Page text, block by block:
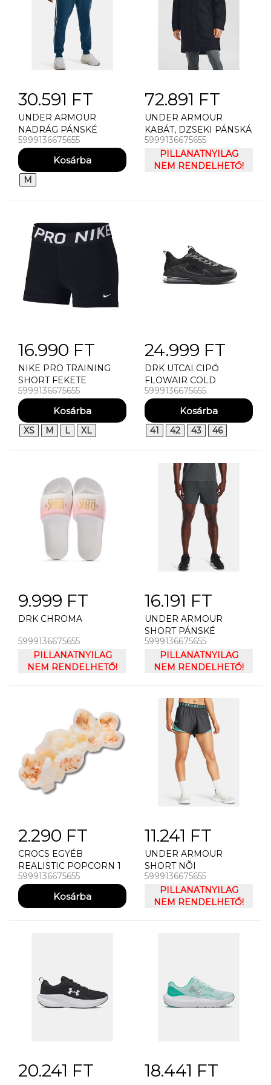
30.591 FT
UNDER ARMOUR
NADRÁG PÁNSKÉ
TEPLÁKY UNDER
ARMOUR UA
ESSENTIAL HERITGE
FLC JGR
5999136675655
M
72.891 FT
UNDER ARMOUR
KABÁT, DZSEKI PÁNSKÁ
BUNDA UNDER
ARMOUR ARMOUR
INSULATED BENCH
5999136675655
PILLANATNYILAG
NEM RENDELHETŐ!
16.990 FT
NIKE PRO TRAINING
SHORT FEKETE
5999136675655
XS M L XL
24.999 FT
DRK UTCAI CIPŐ
FLOWAIR COLD
5999136675655
41 42 43 46
9.999 FT
DRK CHROMA
5999136675655
PILLANATNYILAG
NEM RENDELHETŐ!
16.191 FT
UNDER ARMOUR
SHORT PÁNSKÉ
KRAASY UNDER
ARMOUR UA LAUNCH
SW 5'' SHORT
5999136675655
PILLANATNYILAG
NEM RENDELHETŐ!
2.290 FT
CROCS EGYÉB
REALISTIC POPCORN 1
5999136675655
11.241 FT
UNDER ARMOUR
SHORT NÕI
RÖVIDNADRÁG UNDER
ARMOUR PLAY UP
SHORTS 3.0
5999136675655
PILLANATNYILAG
NEM RENDELHETŐ!
20.241 FT 18.441 FT